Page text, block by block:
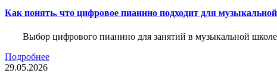
Как понять, что цифровое пианино подходит для
Выбор цифрового пианино для занятий в музыкальной
Подробнее
29.05.2026